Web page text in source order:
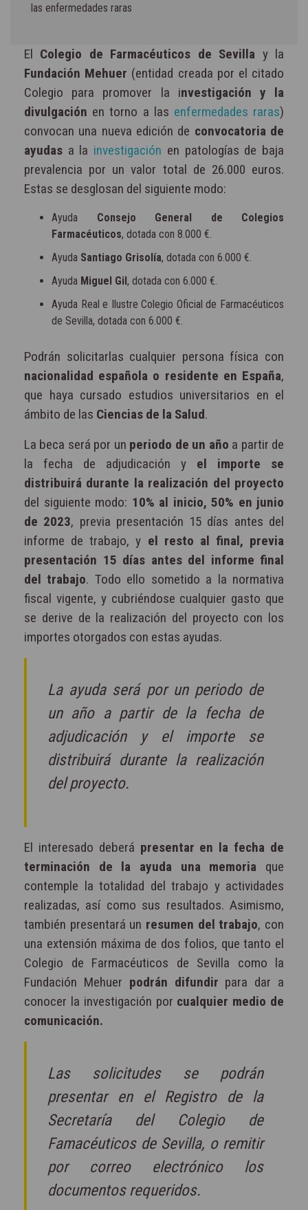
las enfermedades raras
El Colegio de Farmacéuticos de Sevilla y la
Fundación Mehuer (entidad creada por el citado
Colegio para promover la investigación y la
divulgación en torno a las enfermedades raras)
convocan una nueva edición de convocatoria de
ayudas a la investigación en patologías de baja
prevalencia por un valor total de 26.000 euros.
Estas se desglosan del siguiente modo:
Ayuda Consejo General de Colegios
Farmacéuticos, dotada con 8.000 €.
Ayuda Santiago Grisolía, dotada con 6.000 €.
Ayuda Miguel Gil, dotada con 6.000 €.
Ayuda Real e Ilustre Colegio Oficial de Farmacéuticos
de Sevilla, dotada con 6.000 €.
Podrán solicitarlas cualquier persona física con
nacionalidad española o residente en España,
que haya cursado estudios universitarios en el
ámbito de las Ciencias de la Salud.
La beca será por un periodo de un año a partir de
la fecha de adjudicación y el importe se
distribuirá durante la realización del proyecto
del siguiente modo: 10% al inicio, 50% en junio
de 2023, previa presentación 15 días antes del
informe de trabajo, y el resto al final, previa
presentación 15 días antes del informe final
del trabajo. Todo ello sometido a la normativa
fiscal vigente, y cubriéndose cualquier gasto que
se derive de la realización del proyecto con los
importes otorgados con estas ayudas.
La ayuda será por un periodo de
un año a partir de la fecha de
adjudicación y el importe se
distribuirá durante la realización
del proyecto.
El interesado deberá presentar en la fecha de
terminación de la ayuda una memoria que
contemple la totalidad del trabajo y actividades
realizadas, así como sus resultados. Asimismo,
también presentará un resumen del trabajo, con
una extensión máxima de dos folios, que tanto el
Colegio de Farmacéuticos de Sevilla como la
Fundación Mehuer podrán difundir para dar a
conocer la investigación por cualquier medio de
comunicación.
Las solicitudes se podrán
presentar en el Registro de la
Secretaría del Colegio de
Famacéuticos de Sevilla, o remitir
por correo electrónico los
documentos requeridos.